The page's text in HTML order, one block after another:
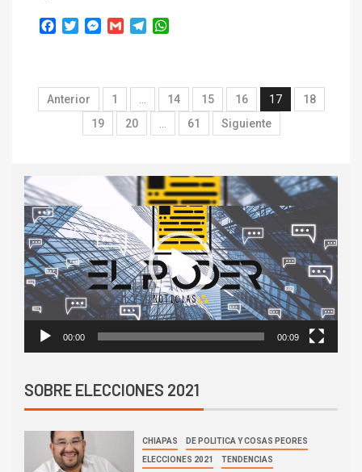
Facebook
TwitterMessenger
Gmail Telegram
Anterior 1 … 14 15 16 17
18
19
20 … 61 Siguiente
Reproductor
de
vídeo
00:00 00:09
SOBRE ELECCIONES 2021
CHIAPAS DE POLITICA Y COSAS PEORES
ELECCIONES 2021 TENDENCIAS